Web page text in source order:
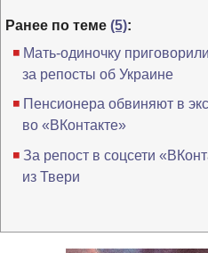
Ранее по теме (5):
Мать-одиночку
за репосты об Украине
Пенсионера обвиняют в
во «ВКонтакте»
За репост в соцсети
из Твери